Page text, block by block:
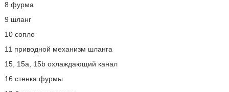
8 фурма
9 шланг
10 сопло
11 приводной механизм шланга
15, 15а, 15b охлаждающий канал
16 стенка фурмы